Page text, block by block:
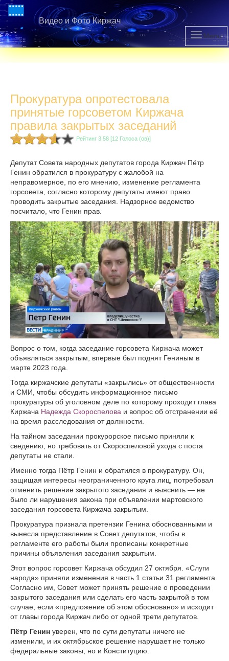
Menu
Видео и Фото Киржач
Прокуратура опротестовала
принятые горсоветом Киржача
правила закрытых заседаний
Рейтинг 3.58 [12 Голоса (ов)]
Депутат Совета народных депутатов города Киржач Пётр
Генин обратился в прокуратуру с жалобой на
неправомерное, по его мнению, изменение регламента
горсовета, согласно которому депутаты имеют право
проводить закрытые заседания. Надзорное ведомство
посчитало, что Генин прав.
Вопрос о том, когда заседание горсовета Киржача может
объявляться закрытым, впервые был поднят Гениным в
марте 2023 года.
Тогда киржачские депутаты «закрылись» от общественности
и СМИ, чтобы обсудить информационное письмо
прокуратуры об уголовном деле по которому проходит глава
Киржача Надежда Скороспелова и вопрос об отстранении её
на время расследования от должности.
На тайном заседании прокурорское письмо приняли к
сведению, но требовать от Скороспеловой ухода с поста
депутаты не стали.
Именно тогда Пётр Генин и обратился в прокуратуру. Он,
защищая интересы неограниченного круга лиц, потребовал
отменить решение закрытого заседания и выяснить — не
было ли нарушения закона при объявлении мартовского
заседания горсовета Киржача закрытым.
Прокуратура признала претензии Генина обоснованными и
вынесла представление в Совет депутатов, чтобы в
регламенте его работы были прописаны конкретные
причины объявления заседания закрытым.
Этот вопрос горсовет Киржача обсудил 27 октября. «Слуги
народа» приняли изменения в часть 1 статьи 31 регламента.
Согласно им, Совет может принять решение о проведении
закрытого заседания или сделать его часть закрытой в том
случае, если «предложение об этом обосновано» и исходит
от главы города Киржач либо от одной трети депутатов.
Пётр Генин уверен, что по сути депутаты ничего не
изменили, и их октябрьское решение нарушает не только
федеральные законы, но и Конституцию.